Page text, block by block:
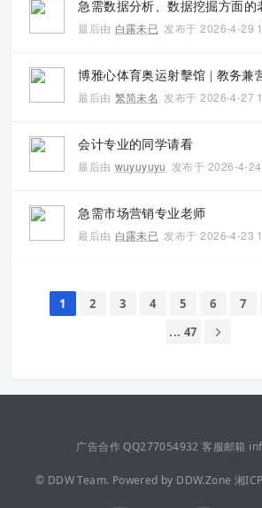
急需数据分析、数据挖掘方面的
最后由 白露未已 发布于 2026-4-29
博雅心体育奥运射擊馆 | 教务兼
最后由 繁简未名 发布于 2026-4-27
会计专业的同学请看
最后由 wuyuyuyu 发布于 2026-4-
急需市场营销专业老师
最后由 白露未已 发布于 2026-4-23
1 2 3 4 5 6 7
... 47
广告合作 QQ277054932 客服邮箱
© DDW Team. Powered by DDW.Zone 湘